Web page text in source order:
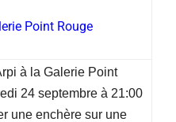
Point Rouge
à la Galerie Point
24 septembre à 21:00
une enchère sur une